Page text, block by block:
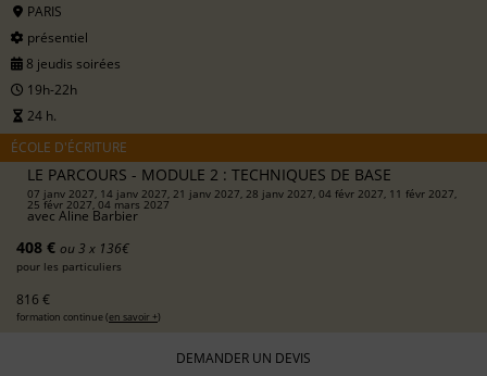
PARIS
présentiel
8 jeudis soirées
19h-22h
24 h.
ÉCOLE D'ÉCRITURE
LE PARCOURS - MODULE 2 : TECHNIQUES DE BASE
07 janv 2027, 14 janv 2027, 21 janv 2027, 28 janv 2027, 04 févr 2027, 11 févr 2027,
25 févr 2027, 04 mars 2027
avec Aline Barbier
408 € ou 3 x 136€
pour les particuliers
816 €
formation continue (en savoir +)
DEMANDER UN DEVIS